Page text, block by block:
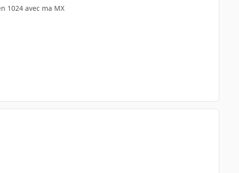
1024 avec ma MX